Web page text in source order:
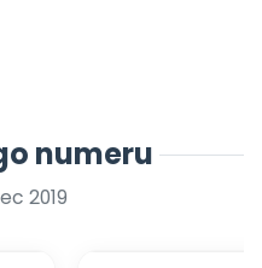
numeru
2019